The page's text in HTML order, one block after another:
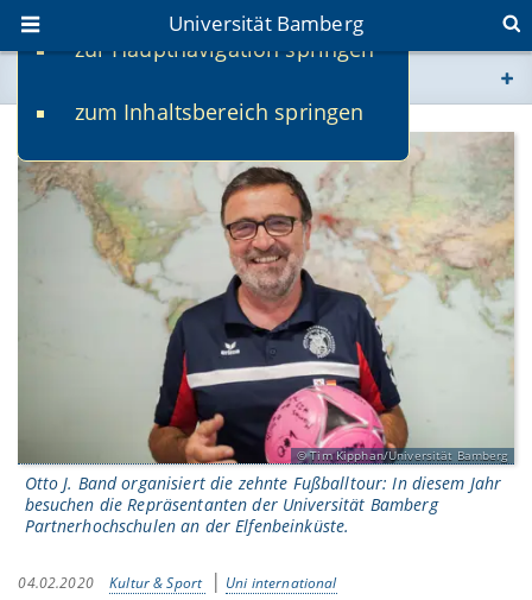
zur Hauptnavigation springen
zum Inhaltsbereich springen
Universität Bamberg
www.uni-bamberg.de
univis.uni-bamberg.de
fis.uni-bamberg.de
Tim Kipphan/Universität Bamberg
Otto J. Band organisiert die zehnte Fußballtour: In diesem Jahr
besuchen die Repräsentanten der Universität Bamberg
Partnerhochschulen an der Elfenbeinküste.
04.02.2020 Kultur & Sport Uni international